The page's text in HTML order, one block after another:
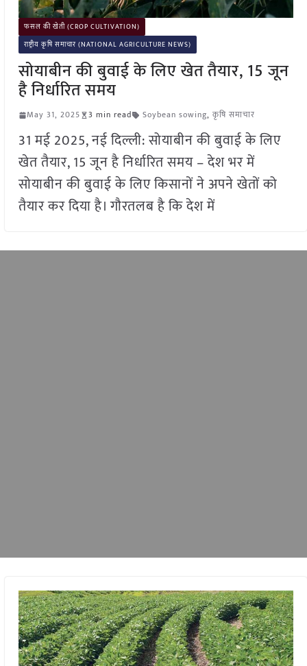
फसल की खेती (CROP CULTIVATION)
राष्ट्रीय कृषि समाचार (NATIONAL AGRICULTURE NEWS)
सोयाबीन की बुवाई के लिए खेत तैयार, 15 जून
है निर्धारित समय
May 31, 2025 3 min read Soybean sowing, कृषि समाचार
31 मई 2025, नई दिल्ली: सोयाबीन की बुवाई के लिए
खेत तैयार, 15 जून है निर्धारित समय – देश भर में
सोयाबीन की बुवाई के लिए किसानों ने अपने खेतों को
तैयार कर दिया है। गौरतलब है कि देश में